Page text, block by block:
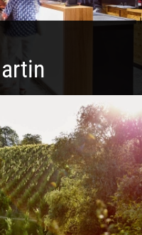
Ferienwohnung